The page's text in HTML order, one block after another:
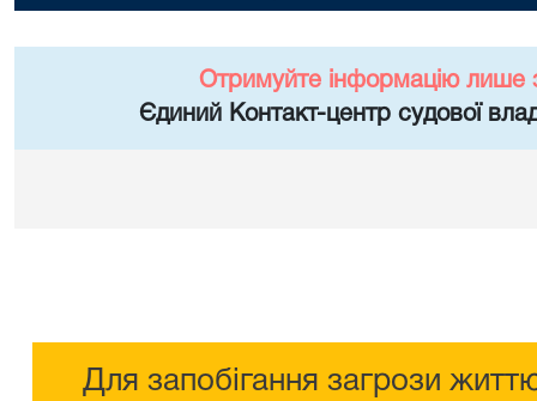
Отримуйте інформацію лише
Єдиний Контакт-центр судової
Для запобігання загрози